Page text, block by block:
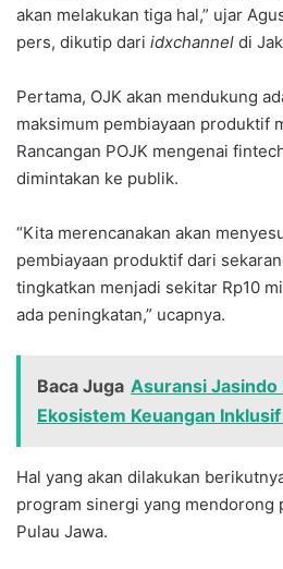
akan melakukan tiga hal,” ujar
pers, dikutip dari idxchannel di
Pertama, OJK akan mendukung
maksimum pembiayaan produktif
Rancangan POJK mengenai
dimintakan ke publik.
“Kita merencanakan akan
pembiayaan produktif dari
tingkatkan menjadi sekitar Rp10
ada peningkatan,” ucapnya.
Baca Juga Asuransi Jasindo
Ekosistem Keuangan
Hal yang akan dilakukan
program sinergi yang mendorong
Pulau Jawa.